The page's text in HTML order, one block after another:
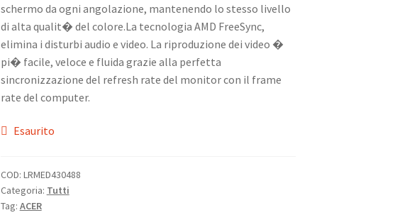
schermo da ogni angolazione, mantenendo lo stesso livello
di alta qualit� del colore.La tecnologia AMD FreeSync,
elimina i disturbi audio e video. La riproduzione dei video �
pi� facile, veloce e fluida grazie alla perfetta
sincronizzazione del refresh rate del monitor con il frame
rate del computer.
Esaurito
COD: LRMED430488
Categoria: Tutti
Tag: ACER